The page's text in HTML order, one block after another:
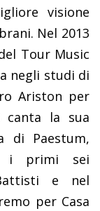
visione
Nel 2013
Tour Music
negli studi di
Ariston per
canta la sua
di Paestum,
i primi sei
e nel
per Casa